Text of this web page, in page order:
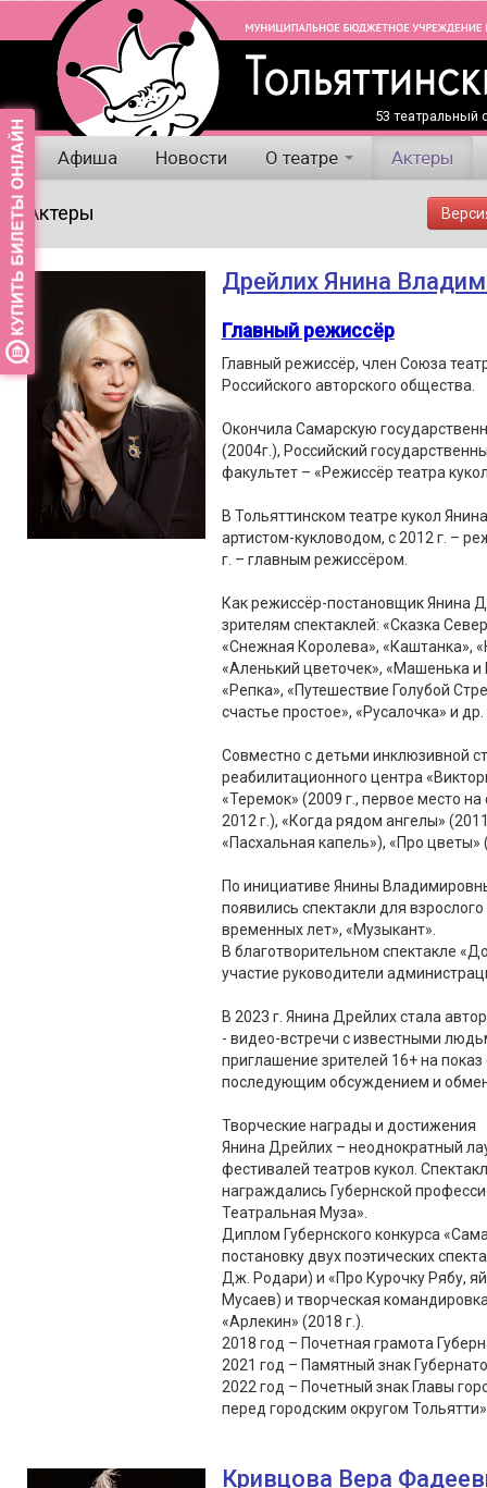
53 театральный
Афиша Новости О театре Актеры
Актеры
Дрейлих Янина
Главный режиссёр
Главный режиссёр, член Союза
Российского авторского общества.
Окончила Самарскую
(2004г.), Российский
факультет – «Режиссёр театра
В Тольяттинском театре кукол
артистом-кукловодом, с 2012 г. –
г. – главным режиссёром.
Как режиссёр-постановщик Янина
зрителям спектаклей: «Сказка
«Снежная Королева», «Каштанка»,
«Аленький цветочек», «Машенька
«Репка», «Путешествие Голубой
счастье простое», «Русалочка» и др.
Совместно с детьми инклюзивной
реабилитационного центра
«Теремок» (2009 г., первое место
2012 г.), «Когда рядом ангелы»
«Пасхальная капель»), «Про цветы»
По инициативе Янины
появились спектакли для
временных лет», «Музыкант».
В благотворительном спектакле
участие руководители
В 2023 г. Янина Дрейлих стала
- видео-встречи с известными
приглашение зрителей 16+ на
последующим обсуждением и
Творческие награды и достижения
Янина Дрейлих – неоднократный
фестивалей театров кукол.
награждались Губернской
Театральная Муза».
Диплом Губернского конкурса
постановку двух поэтических
Дж. Родари) и «Про Курочку Рябу,
Мусаев) и творческая
«Арлекин» (2018 г.).
2018 год – Почетная грамота
2021 год – Памятный знак
2022 год – Почетный знак Главы
перед городским округом
Кривцова Вера